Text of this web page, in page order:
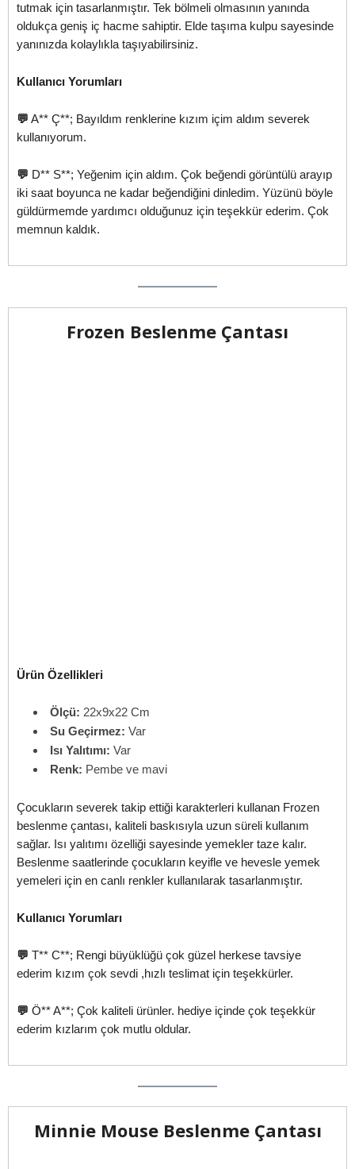
tutmak için tasarlanmıştır. Tek bölmeli olmasının yanında
oldukça geniş iç hacme sahiptir. Elde taşıma kulpu sayesinde
yanınızda kolaylıkla taşıyabilirsiniz.
Kullanıcı Yorumları
💬 A** Ç**; Bayıldım renklerine kızım içim aldım severek
kullanıyorum.
💬 D** S**; Yeğenim için aldım. Çok beğendi görüntülü arayıp
iki saat boyunca ne kadar beğendiğini dinledim. Yüzünü böyle
güldürmemde yardımcı olduğunuz için teşekkür ederim. Çok
memnun kaldık.
Frozen Beslenme Çantası
Ürün Özellikleri
Ölçü: 22x9x22 Cm
Su Geçirmez: Var
Isı Yalıtımı: Var
Renk: Pembe ve mavi
Çocukların severek takip ettiği karakterleri kullanan Frozen
beslenme çantası, kaliteli baskısıyla uzun süreli kullanım
sağlar. Isı yalıtımı özelliği sayesinde yemekler taze kalır.
Beslenme saatlerinde çocukların keyifle ve hevesle yemek
yemeleri için en canlı renkler kullanılarak tasarlanmıştır.
Kullanıcı Yorumları
💬 T** C**; Rengi büyüklüğü çok güzel herkese tavsiye
ederim kızım çok sevdi ,hızlı teslimat için teşekkürler.
💬 Ö** A**; Çok kaliteli ürünler. hediye içinde çok teşekkür
ederim kızlarım çok mutlu oldular.
Minnie Mouse Beslenme Çantası